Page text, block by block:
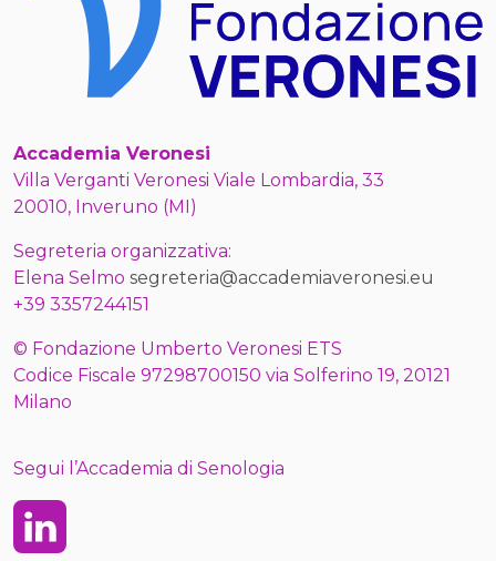
Accademia Veronesi
Villa Verganti Veronesi Viale Lombardia, 33
20010, Inveruno (MI)
Segreteria organizzativa:
Elena Selmo segreteria@accademiaveronesi.eu
+39 3357244151
© Fondazione Umberto Veronesi ETS
Codice Fiscale 97298700150 via Solferino 19, 20121
Milano
Segui l’Accademia di Senologia
Linkedin